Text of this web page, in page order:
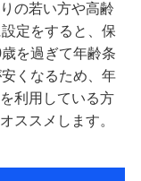
の若い方や高齢
定をすると、保
を過ぎて年齢条
くなるため、年
利用している方
ススメします。